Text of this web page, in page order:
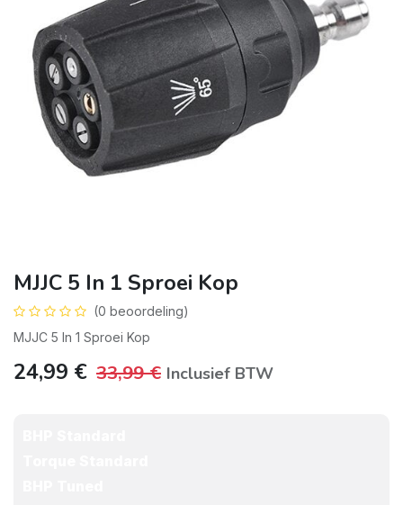
MJJC 5 In 1 Sproei Kop
(0 beoordeling)
MJJC 5 In 1 Sproei Kop
24,99 € 33,99€ Inclusief BTW